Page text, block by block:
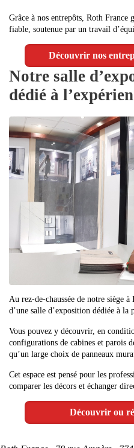
Grâce à nos entrepôts, Roth
fiable, soutenue par un travail
Découvrir nos
Notre salle
dédié à
Au rez-de-chaussée de notre siège
d’une salle d’exposition dédiée à la
Vous pouvez y découvrir, en
configurations de cabines et parois
qu’un large choix de panneaux
Cet espace est pensé pour les
comparer les décors et échanger
Découvrir ou